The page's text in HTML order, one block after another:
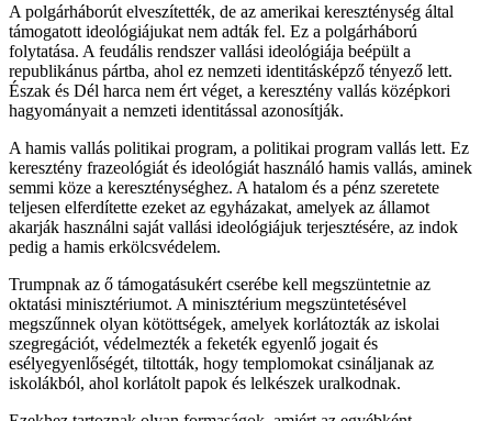
A polgárháborút elveszítették, de az amerikai kereszténység által
támogatott ideológiájukat nem adták fel. Ez a polgárháború
folytatása. A feudális rendszer vallási ideológiája beépült a
republikánus pártba, ahol ez nemzeti identitásképző tényező lett.
Észak és Dél harca nem ért véget, a keresztény vallás középkori
hagyományait a nemzeti identitással azonosítják.
A hamis vallás politikai program, a politikai program vallás lett. Ez
keresztény frazeológiát és ideológiát használó hamis vallás, aminek
semmi köze a kereszténységhez. A hatalom és a pénz szeretete
teljesen elferdítette ezeket az egyházakat, amelyek az államot
akarják használni saját vallási ideológiájuk terjesztésére, az indok
pedig a hamis erkölcsvédelem.
Trumpnak az ő támogatásukért cserébe kell megszüntetnie az
oktatási minisztériumot. A minisztérium megszüntetésével
megszűnnek olyan kötöttségek, amelyek korlátozták az iskolai
szegregációt, védelmezték a feketék egyenlő jogait és
esélyegyenlőségét, tiltották, hogy templomokat csináljanak az
iskolákból, ahol korlátolt papok és lelkészek uralkodnak.